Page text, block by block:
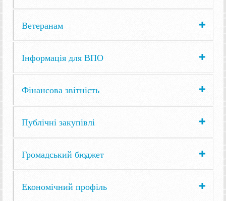
Ветеранам
Інформація для ВПО
Фінансова звітність
Публічні закупівлі
Громадський бюджет
Економічний профіль